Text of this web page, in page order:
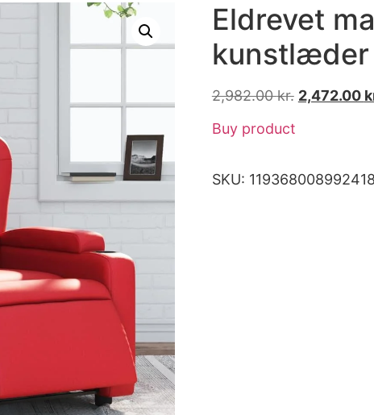
Eldrevet
kunstlæder
2,982.00kr. 2,472.00
Buy product
SKU: